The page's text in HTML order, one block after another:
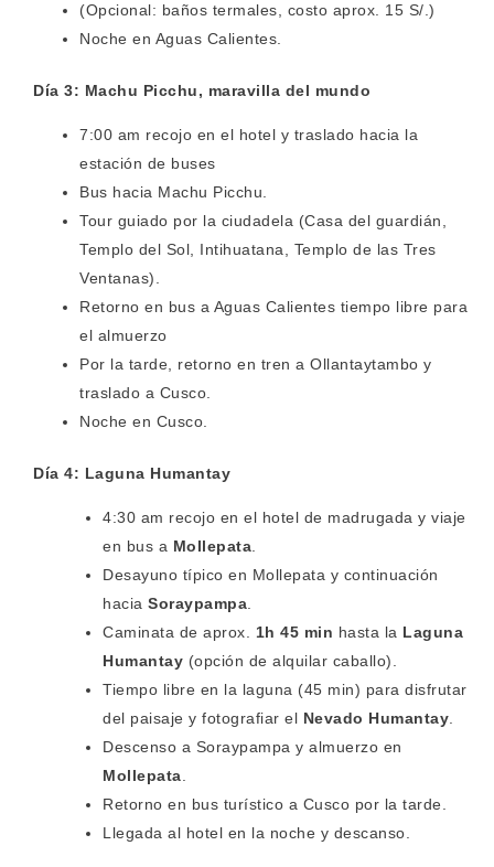
(Opcional: baños termales, costo aprox. 15 S/.)
Noche en Aguas Calientes.
Día 3: Machu Picchu, maravilla del mundo
7:00 am recojo en el hotel y traslado hacia la
estación de buses
Bus hacia Machu Picchu.
Tour guiado por la ciudadela (Casa del guardián,
Templo del Sol, Intihuatana, Templo de las Tres
Ventanas).
Retorno en bus a Aguas Calientes tiempo libre para
el almuerzo
Por la tarde, retorno en tren a Ollantaytambo y
traslado a Cusco.
Noche en Cusco.
Día 4: Laguna Humantay
4:30 am recojo en el hotel de madrugada y viaje
en bus a Mollepata
Desayuno típico en Mollepata y continuación
hacia Soraypampa
Caminata de aprox. 1h 45 min hasta la Laguna
Humantay (opción de alquilar caballo).
Tiempo libre en la laguna (45 min) para disfrutar
del paisaje y fotografiar el Nevado Humantay
Descenso a Soraypampa y almuerzo en
Mollepata
Retorno en bus turístico a Cusco por la tarde.
Llegada al hotel en la noche y descanso.